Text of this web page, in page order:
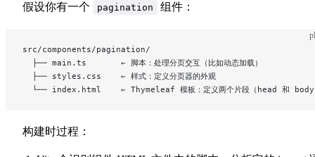
假设你有一个 pagination 组件：
src/components/pagination/
  ├── main.ts       ← 脚本：处理分页交互（比如动态加载）
  ├── styles.css    ← 样式：定义分页器的外观
└── index.html    ← Thymeleaf 模板：定义两个片段（head 和 body
构建时过程：